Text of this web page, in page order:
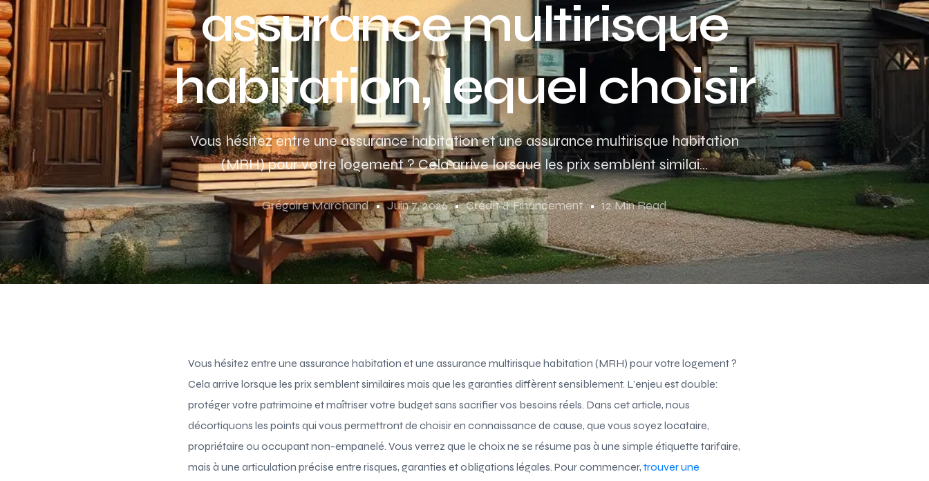
Assurance auto Toulouse
Assurance auto Lyon
Assurance auto Marseille
assurance multirisque
habitation, lequel choisir
Vous hésitez entre une assurance habitation et une assurance multirisque habitation
(MRH) pour votre logement ? Cela arrive lorsque les prix semblent similai...
Grégoire Marchand Juin 7, 2026 Crédit & Financement 12 Min Read
Vous hésitez entre une assurance habitation et une assurance multirisque habitation (MRH) pour votre logement ?
Cela arrive lorsque les prix semblent similaires mais que les garanties diffèrent sensiblement. L’enjeu est double:
protéger votre patrimoine et maîtriser votre budget sans sacrifier vos besoins réels. Dans cet article, nous
décortiquons les points qui vous permettront de choisir en connaissance de cause, que vous soyez locataire,
propriétaire ou occupant non-empanelé. Vous verrez que le choix ne se résume pas à une simple étiquette tarifaire,
mais à une articulation précise entre risques, garanties et obligations légales. Pour commencer, trouver une